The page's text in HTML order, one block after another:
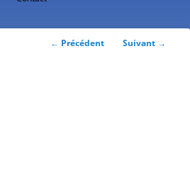
Navigation
← Précédent Suivant →